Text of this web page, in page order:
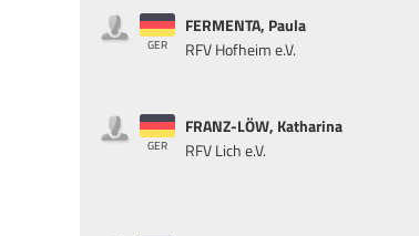
GER
FERMENTA, Paula
RFV Hofheim e.V.
GER
FRANZ-LÖW, Katharina
RFV Lich e.V.